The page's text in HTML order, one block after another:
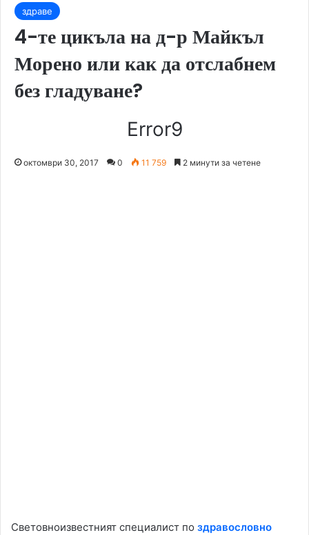
здраве
4-те цикъла на д-р Майкъл
Морено или как да отслабнем
без гладуване?
Error9
октомври 30, 2017 0 11 759 2 минути за четене
Световноизвестният специалист по здравословно